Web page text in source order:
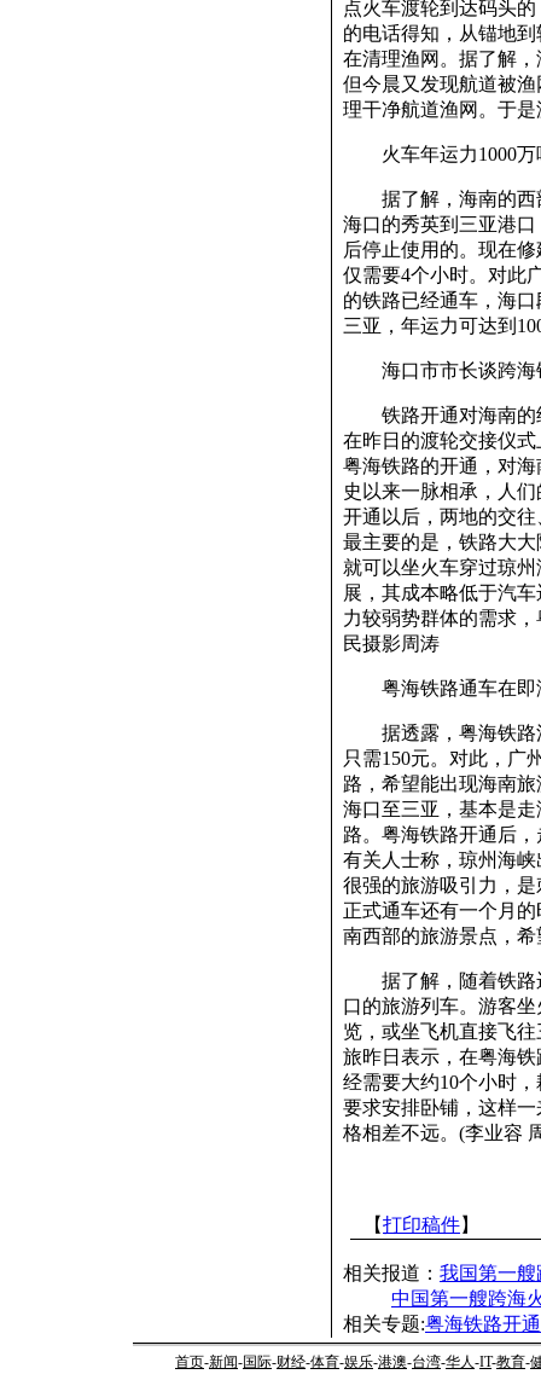
点火车渡轮到达码头
的电话得知，从锚地
在清理渔网。据了解
但今晨又发现航道被
理干净航道渔网。于是
火车年运力1000万
据了解，海南的西
海口的秀英到三亚港
后停止使用的。现在
仅需要4个小时。对此
的铁路已经通车，海
三亚，年运力可达到
海口市市长谈跨海
铁路开通对海南的
在昨日的渡轮交接仪
粤海铁路的开通，对
史以来一脉相承，人
开通以后，两地的交
最主要的是，铁路大
就可以坐火车穿过琼
展，其成本略低于汽
力较弱势群体的需求
民摄影周涛
粤海铁路通车在即
据透露，粤海铁路
只需150元。对此，广
路，希望能出现海南
海口至三亚，基本是
路。粤海铁路开通后
有关人士称，琼州海
很强的旅游吸引力，
正式通车还有一个月
南西部的旅游景点，
据了解，随着铁路
口的旅游列车。游客
览，或坐飞机直接飞
旅昨日表示，在粤海
经需要大约10个小时
要求安排卧铺，这样
格相差不远。(李业容
【打印稿件】
相关报道： 我国第一艘
中国第一艘跨海
相关专题:粤海铁路开通
首页-新闻-国际-财经-体育-娱乐-港澳-台湾-华人-IT-教育-